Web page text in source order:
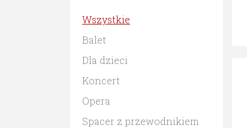
Wszystkie
Balet
Dla dzieci
Koncert
Opera
Spacer z przewodnikiem